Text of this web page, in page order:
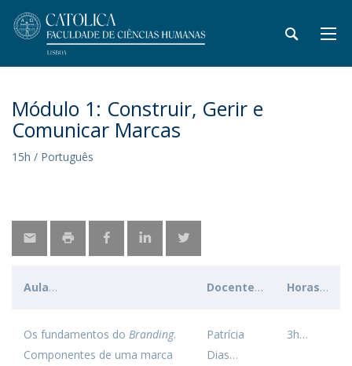
Módulo 1: Construir, Gerir e
Comunicar Marcas
15h / Português
Aula Docente Horas
Os fundamentos do Branding.
Componentes de uma marca
Patrícia
Dias
3h